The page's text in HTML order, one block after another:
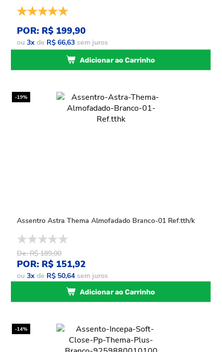
POR: R$ 199,90
ou3x de R$ 66,63 sem juros
Adicionar ao Carrinho
-19%
Assentro Astra Thema Almofadado Branco-01 Ref.tth/k
De: R$ 189,00
POR: R$ 151,92
ou3x de R$ 50,64 sem juros
Adicionar ao Carrinho
-14%